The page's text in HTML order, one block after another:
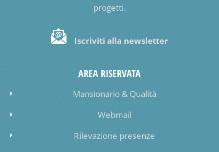
progetti.
Iscriviti alla newsletter
AREA RISERVATA
Mansionario & Qualità
Webmail
Rilevazione presenze